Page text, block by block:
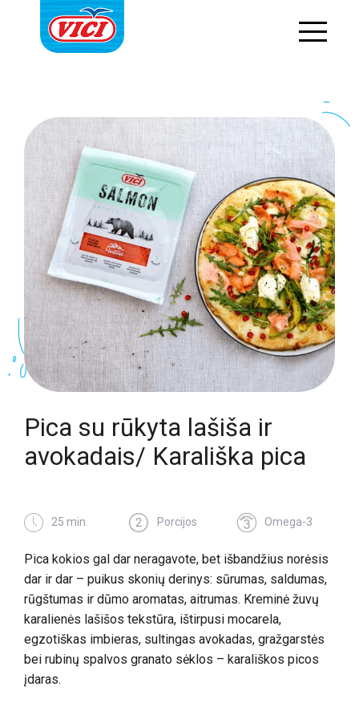
Pica su rūkyta lašiša ir
avokadais/ Karališka pica
25 min. 2 Porcijos Omega-3
Pica kokios gal dar neragavote, bet išbandžius norėsis
dar ir dar – puikus skonių derinys: sūrumas, saldumas,
rūgštumas ir dūmo aromatas, aitrumas. Kreminė žuvų
karalienės lašišos tekstūra, ištirpusi mocarela,
egzotiškas imbieras, sultingas avokadas, gražgarstės
bei rubinų spalvos granato sėklos – karališkos picos
įdaras.